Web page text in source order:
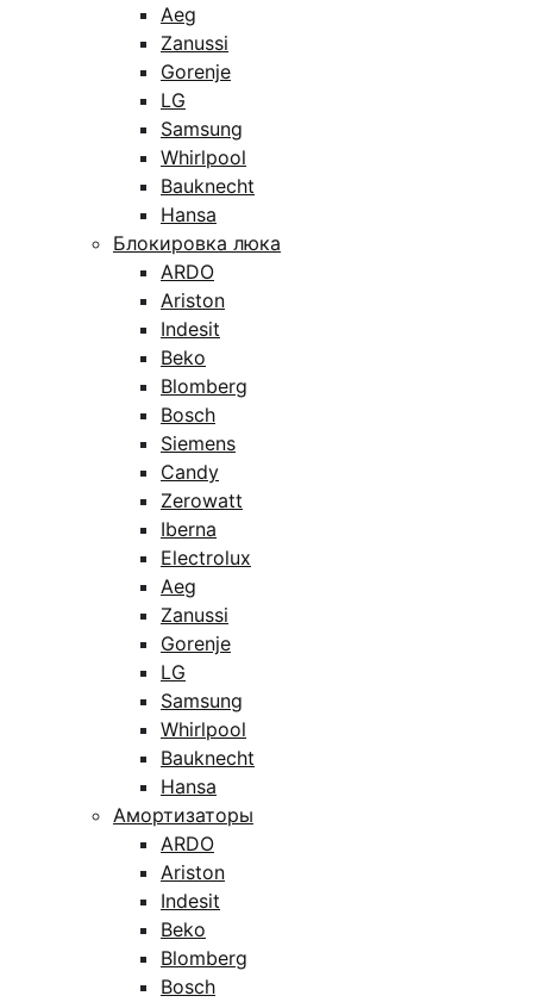
Aeg
Zanussi
Gorenje
LG
Samsung
Whirlpool
Bauknecht
Hansa
Блокировка люка
ARDO
Ariston
Indesit
Beko
Blomberg
Bosch
Siemens
Candy
Zerowatt
Iberna
Electrolux
Aeg
Zanussi
Gorenje
LG
Samsung
Whirlpool
Bauknecht
Hansa
Амортизаторы
ARDO
Ariston
Indesit
Beko
Blomberg
Bosch